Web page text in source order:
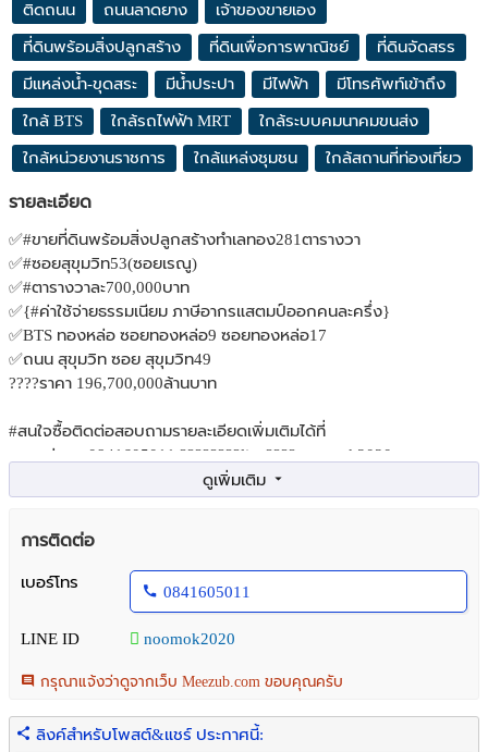
ติดถนน ถนนลาดยาง เจ้าของขายเอง
ที่ดินพร้อมสิ่งปลูกสร้าง ที่ดินเพื่อการพาณิชย์ ที่ดินจัดสรร
มีแหล่งน้ำ-ขุดสระ มีน้ำประปา มีไฟฟ้า มีโทรศัพท์เข้าถึง
ใกล้ BTS ใกล้รถไฟฟ้า MRT ใกล้ระบบคมนาคมขนส่ง
ใกล้หน่วยงานราชการ ใกล้แหล่งชุมชน ใกล้สถานที่ท่องเที่ยว
รายละเอียด
✅#ขายที่ดินพร้อมสิ่งปลูกสร้างทำเลทอง281ตารางวา
✅#ซอยสุขุมวิท53(ซอยเรณู)
✅#ตารางวาละ700,000บาท
✅{#ค่าใช้จ่ายธรรมเนียม ภาษีอากรแสตมป์ออกคนละครึ่ง}
✅BTS ทองหล่อ ซอยทองหล่อ9 ซอยทองหล่อ17
✅ถนน สุขุมวิท ซอย สุขุมวิท49
????ราคา 196,700,000ล้านบาท
#สนใจซื้อติดต่อสอบถามรายละเอียดเพิ่มเติมได้ที่
คุณหนุ่ม ☎️.0841605011 ????????line????:noomok2020
https://goo.gl/maps/Z2d41j6WrqD78BRV9
รับฝากขายอสังหาริมทรัพย์ ทุกประเภท
การติดต่อ
เบอร์โทร
0841605011
LINE ID noomok2020
กรุณาแจ้งว่าดูจากเว็บ Meezub.com ขอบคุณครับ
ลิงค์สำหรับโพสต์&แชร์ ประกาศนี้: